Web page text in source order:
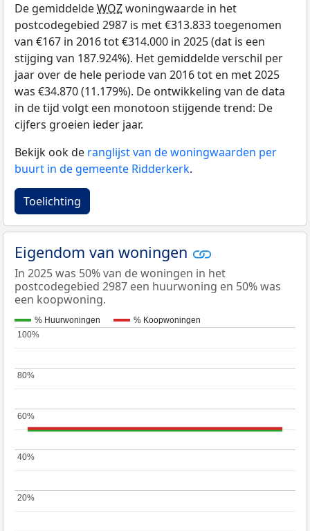
De gemiddeldeWOZwoningwaarde in het
postcodegebied 2987 is met €313.833 toegenomen
van €167 in 2016 tot €314.000 in 2025 (dat is een
stijging van 187.924%). Het gemiddelde verschil per
jaar over de hele periode van 2016 tot en met 2025
was €34.870 (11.179%). De ontwikkeling van de data
in de tijd volgt een monotoon stijgende trend: De
cijfers groeien ieder jaar.
Bekijk ook de ranglijst van de woningwaarden per
buurt in de gemeente Ridderkerk.
Toelichting
Eigendom van woningen
In 2025 was 50% van de woningen in het
postcodegebied 2987 een huurwoning en 50% was
een koopwoning.
% Huurwoningen % Koopwoningen
20%
20%
40%
40%
60%
60%
80%
80%
100%
100%